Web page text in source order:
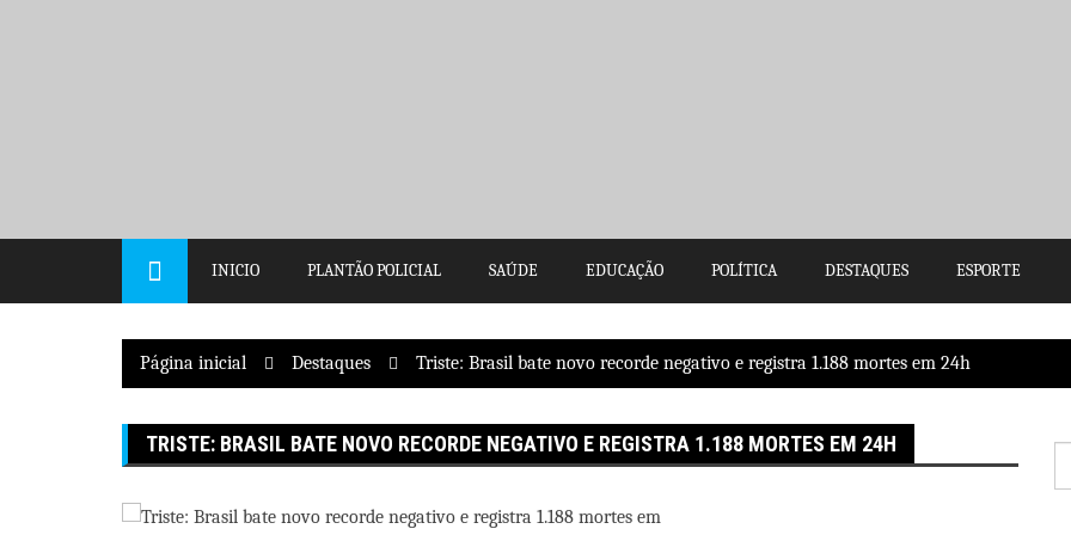
INICIO PLANTÃO POLICIAL SAÚDE EDUCAÇÃO POLÍTICA DESTAQUES ESPORTE
Página inicial Destaques Triste: Brasil bate novo recorde negativo e registra 1.188 mortes em 24h
TRISTE: BRASIL BATE NOVO RECORDE NEGATIVO E REGISTRA 1.188 MORTES EM 24H